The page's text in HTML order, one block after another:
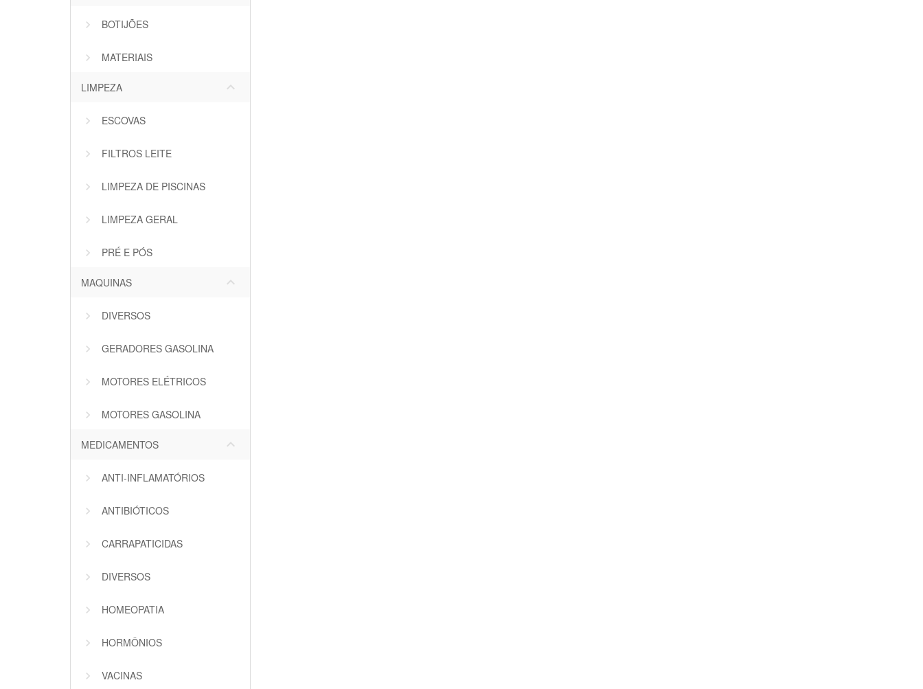
BOTIJÕES
MATERIAIS
LIMPEZA keyboard_arrow_down
ESCOVAS
FILTROS LEITE
LIMPEZA DE PISCINAS
LIMPEZA GERAL
PRÉ E PÓS
MAQUINAS keyboard_arrow_down
DIVERSOS
GERADORES GASOLINA
MOTORES ELÉTRICOS
MOTORES GASOLINA
MEDICAMENTOS keyboard_arrow_down
ANTI-INFLAMATÓRIOS
ANTIBIÓTICOS
CARRAPATICIDAS
DIVERSOS
HOMEOPATIA
HORMÔNIOS
VACINAS